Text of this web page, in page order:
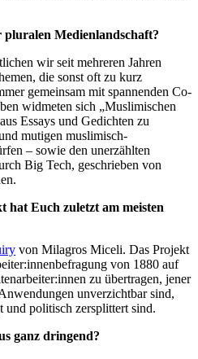
pluralen Medienlandschaft?
wir seit mehreren Jahren
die sonst oft zu kurz
gemeinsam mit spannenden Co-
widmeten sich „Muslimischen
Essays und Gedichten zu
mutigen muslimisch-
– sowie den unerzählten
Big Tech, geschrieben von
hat Euch zuletzt am meisten
von Milagros Miceli. Das Projekt
von 1880 auf
zu übertragen, jener
unverzichtbar sind,
und politisch zersplittert sind.
ganz dringend?